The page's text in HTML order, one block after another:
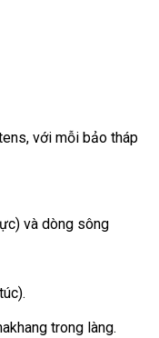
với mỗi bảo tháp
và dòng sông
trong làng.